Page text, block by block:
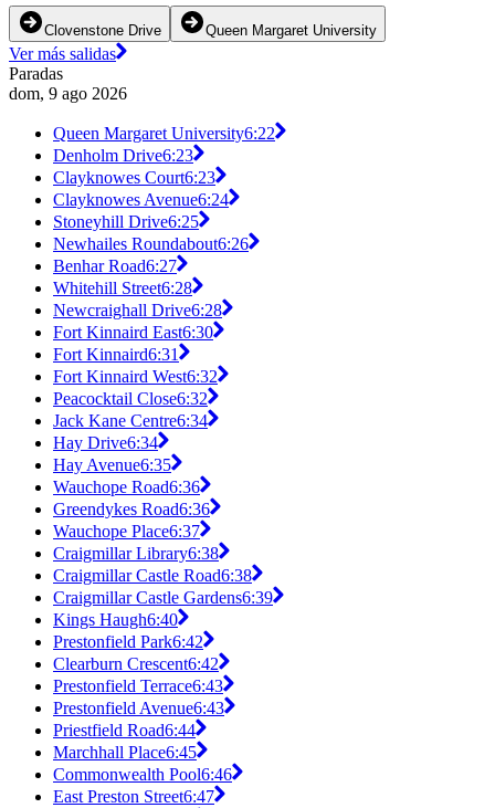
Clovenstone Drive Queen Margaret University
Ver más salidas
Paradas
dom, 9 ago 2026
Queen Margaret University6:22
Denholm Drive6:23
Clayknowes Court6:23
Clayknowes Avenue6:24
Stoneyhill Drive6:25
Newhailes Roundabout6:26
Benhar Road6:27
Whitehill Street6:28
Newcraighall Drive6:28
Fort Kinnaird East6:30
Fort Kinnaird6:31
Fort Kinnaird West6:32
Peacocktail Close6:32
Jack Kane Centre6:34
Hay Drive6:34
Hay Avenue6:35
Wauchope Road6:36
Greendykes Road6:36
Wauchope Place6:37
Craigmillar Library6:38
Craigmillar Castle Road6:38
Craigmillar Castle Gardens6:39
Kings Haugh6:40
Prestonfield Park6:42
Clearburn Crescent6:42
Prestonfield Terrace6:43
Prestonfield Avenue6:43
Priestfield Road6:44
Marchhall Place6:45
Commonwealth Pool6:46
East Preston Street6:47